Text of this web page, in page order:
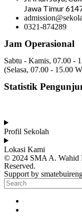
Jawa Timur
0321-874289
Jam Operasional
Sabtu - Kamis, 07.00 -
(Selasa, 07.00 - 15.00
Statistik
Profil Sekolah
Lokasi Kami
© 2024 SMA A. Wahid
Reserved.
Support by